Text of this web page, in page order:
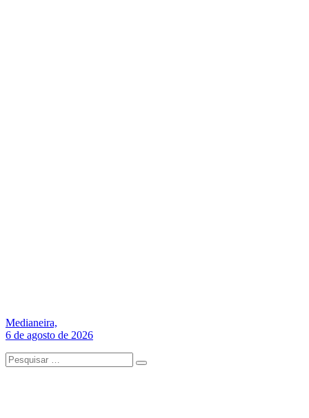
Medianeira,
6 de agosto de 2026